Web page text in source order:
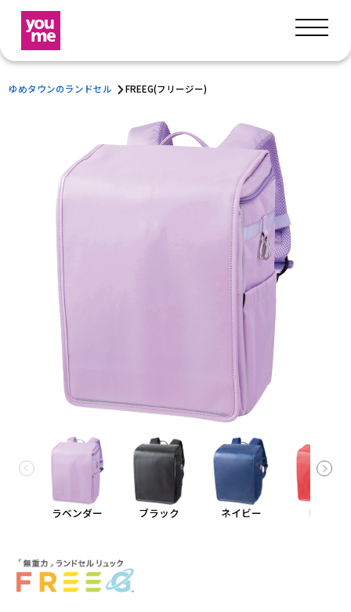
ゆめタウンのランドセル FREEG(フリージー)
ラベンダー ブラック ネイビー レッド